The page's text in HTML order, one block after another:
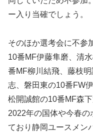
ー入り当確でしょう。
そのほか選考会に不参
10番MF伊藤隼磨、清
番MF柳川結飛、藤枝
志、磐田東の10番FW
松開誠館の10番MF森
2022年の国体や今春
ており静岡ユースメン